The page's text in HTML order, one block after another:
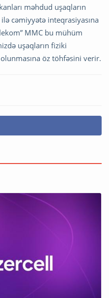
məhdud uşaqların
cəmiyyətə inteqrasiyasına
MMC bu mühüm
uşaqların fiziki
olunmasına öz töhfəsini verir.